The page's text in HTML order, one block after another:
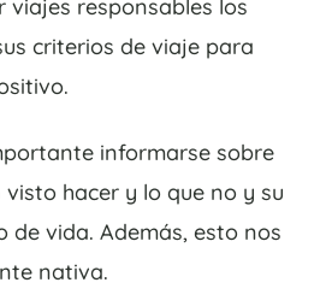
viajes responsables los
criterios de viaje para
informarse sobre
hacer y lo que no y su
vida. Además, esto nos
nativa.